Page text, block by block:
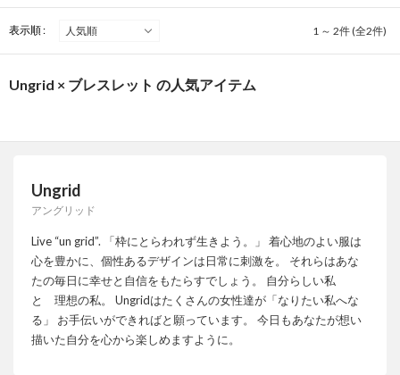
表示順 : 1 ～ 2件 (全2件)
Ungrid × ブレスレット の人気アイテム
Ungrid
アングリッド
Live “un grid”. 「枠にとらわれず生きよう。」 着心地のよい服は
心を豊かに、個性あるデザインは日常に刺激を。 それらはあな
たの毎日に幸せと自信をもたらすでしょう。 自分らしい私
と 理想の私。 Ungridはたくさんの女性達が「なりたい私へな
る」 お手伝いができればと願っています。 今日もあなたが想い
描いた自分を心から楽しめますように。